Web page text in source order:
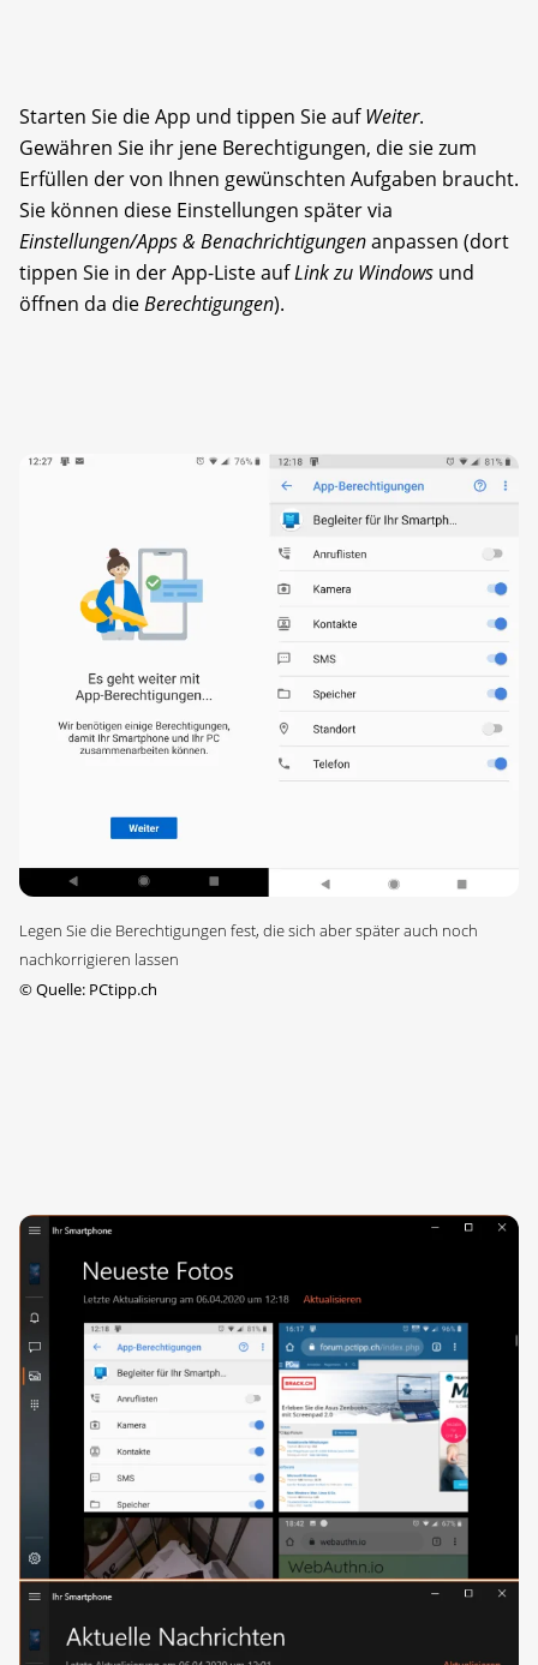
Starten Sie die App und tippen Sie aufWeiter.
Gewähren Sie ihr jene Berechtigungen, die sie zum
Erfüllen der von Ihnen gewünschten Aufgaben braucht.
Sie können diese Einstellungen später via
Einstellungen/Apps & Benachrichtigungenanpassen (dort
tippen Sie in der App-Liste aufLink zu Windows und
öffnen da dieBerechtigungen).
Legen Sie die Berechtigungen fest, die sich aber später auch noch
nachkorrigieren lassen
©Quelle: PCtipp.ch